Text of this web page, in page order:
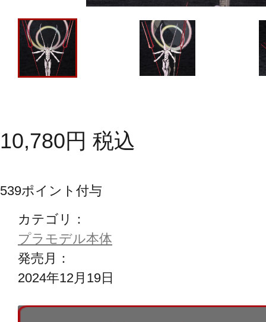
10,780円 税込
539ポイント付与
カテゴリ：
プラモデル本体
発売月：
2024年12月19日